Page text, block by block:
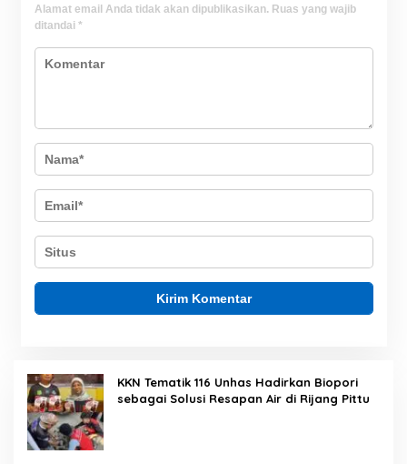
Alamat email Anda tidak akan dipublikasikan. Ruas yang wajib
ditandai *
KKN Tematik 116 Unhas Hadirkan Biopori
sebagai Solusi Resapan Air di Rijang Pittu